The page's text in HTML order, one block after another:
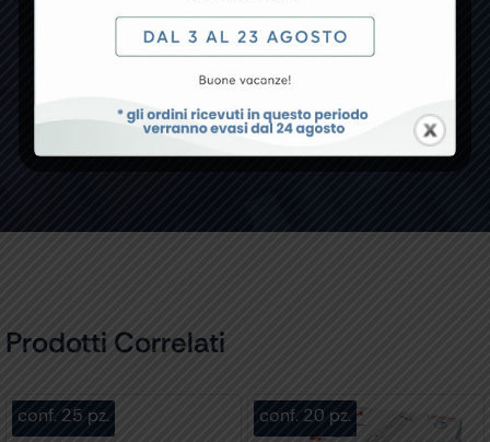
Se non trovi un prodotto specifico o hai qualche
richiesta particolare, non esitare a contattarci!
CONTATTACI
Prodotti Correlati
conf. 25 pz. conf. 20 pz.